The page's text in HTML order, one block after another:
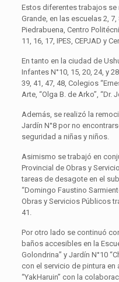
Estos diferentes trabajos se
Grande, en las escuelas 2,
Piedrabuena, Centro
11, 16, 17, IPES, CEPJAD y
En tanto en la ciudad de
Infantes N°10, 15, 20, 24, y
39, 41, 47, 48, Colegios
Arte, “Olga B. de Arko”, “Dr.
Además, se realizó la
Jardín N°8 por no
seguridad a niñas y niños.
Asimismo se trabajó en
Provincial de Obras y
tareas de desagote en el
“Domingo Faustino
Obras y Servicios Públicos
41.
Por otro lado se continuó
baños accesibles en la
Golondrina” y Jardín N°10
con el servicio de pintura en
“YakHaruin” con la